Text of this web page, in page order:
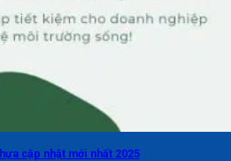
cập nhật mới nhất 2025